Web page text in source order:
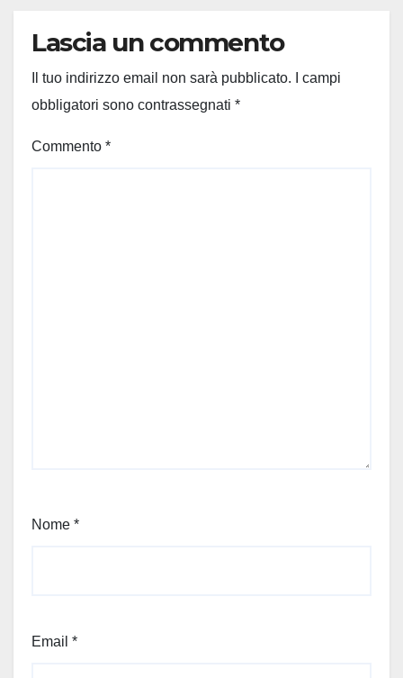
Lascia un commento
Il tuo indirizzo email non sarà pubblicato.
I campi
obbligatori sono contrassegnati *
Commento *
Nome *
Email *